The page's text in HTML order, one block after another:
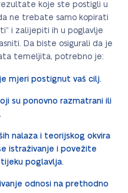
koje ste postigli u
ne trebate samo kopirati
i zalijepiti ih u poglavlje
Da biste osigurali da je
temeljita, potrebno je:
mjeri postignut vaš cilj.
su ponovno razmatrani ili
nalaza i teorijskog okvira
istraživanje i povežite
poglavlja.
odnosi na prethodno